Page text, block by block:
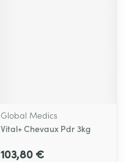
Global Medics
Vital+ Chevaux Pdr 3kg
103,80 €